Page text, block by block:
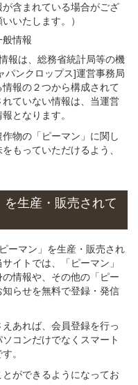
含まれている場合がござ
いたします。）
般情報
報は、総務省統計局等の機
パンクロップス]運営事務局
報の２つから構成されて
ていない情報は、当運営
となります。
物の「ピーマン」に関し
もっていただけるよう、
を生産・販売されて
ーマン」を生産・販売され
イトでは、「ピーマン」
情報や、その他の「ピー
らせを無料で登録・発信
あれば、会員登録を行っ
コンだけでなくスマート
。
ができるようになってお